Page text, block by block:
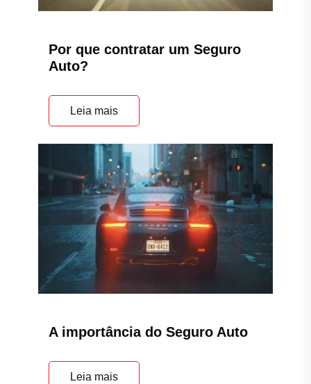
Por que contratar um Seguro
Auto?
Leia mais
A importância do Seguro Auto
Leia mais